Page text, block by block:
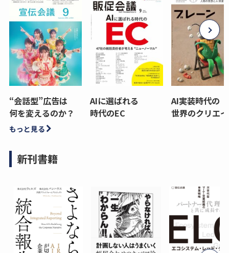
“会話型”広告は
何を変えるのか？
AIに選ばれる
時代のEC
AI実装時代の
世界のクリエ
もっと見る
新刊書籍